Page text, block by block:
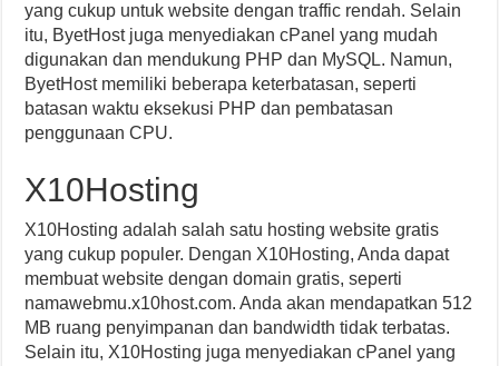
yang cukup untuk website dengan traffic rendah. Selain
itu, ByetHost juga menyediakan cPanel yang mudah
digunakan dan mendukung PHP dan MySQL. Namun,
ByetHost memiliki beberapa keterbatasan, seperti
batasan waktu eksekusi PHP dan pembatasan
penggunaan CPU.
X10Hosting
X10Hosting adalah salah satu hosting website gratis
yang cukup populer. Dengan X10Hosting, Anda dapat
membuat website dengan domain gratis, seperti
namawebmu.x10host.com. Anda akan mendapatkan 512
MB ruang penyimpanan dan bandwidth tidak terbatas.
Selain itu, X10Hosting juga menyediakan cPanel yang